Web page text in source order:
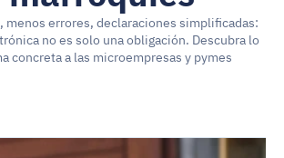
menos errores, declaraciones simplificadas:
no es solo una obligación. Descubra lo
concreta a las microempresas y pymes